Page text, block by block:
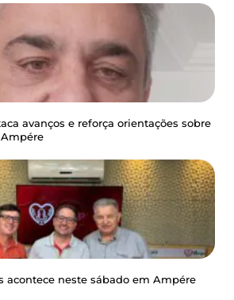
avanços e reforça orientações sobre
acontece neste sábado em Ampére